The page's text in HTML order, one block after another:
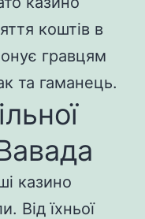
коштів в
гравцям
та гаманець.
казино
Від їхньої